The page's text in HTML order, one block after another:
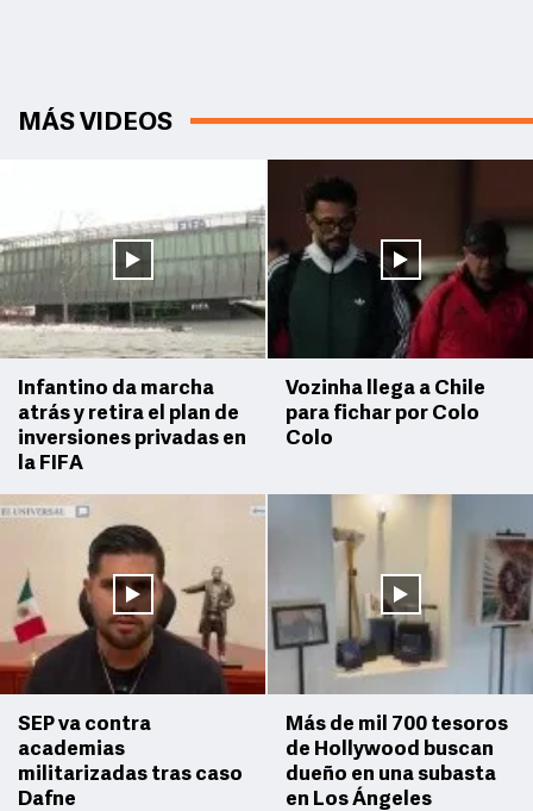
MÁS VIDEOS
Infantino da marcha
atrás y retira el plan de
inversiones privadas en
la FIFA
Vozinha llega a Chile
para fichar por Colo
Colo
SEP va contra
academias
militarizadas tras caso
Dafne
Más de mil 700 tesoros
de Hollywood buscan
dueño en una subasta
en Los Ángeles